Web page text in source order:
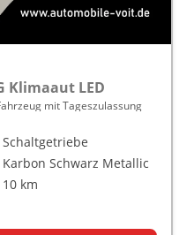
Klimaaut LED
mit Tageszulassung
Schaltgetriebe
Karbon Schwarz Metallic
10 km